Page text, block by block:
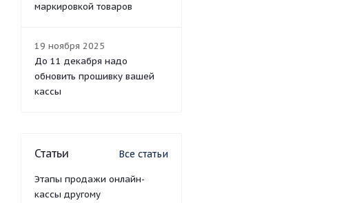
маркировкой товаров
19 ноября 2025
До 11 декабря надо
обновить прошивку вашей
кассы
Статьи Все статьи
Этапы продажи онлайн-
кассы другому